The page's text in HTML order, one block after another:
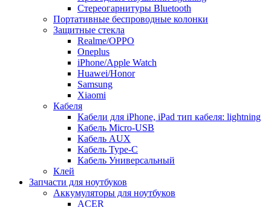
Стереогарнитуры Bluetooth
Портативные беспроводные колонки
Защитные стекла
Realme/OPPO
Oneplus
iPhone/Apple Watch
Huawei/Honor
Samsung
Xiaomi
Кабеля
Кабели для iPhone, iPad тип кабеля: lightning
Кабель Micro-USB
Кабель AUX
Кабель Type-C
Кабель Универсальный
Клей
Запчасти для ноутбуков
Аккумуляторы для ноутбуков
ACER